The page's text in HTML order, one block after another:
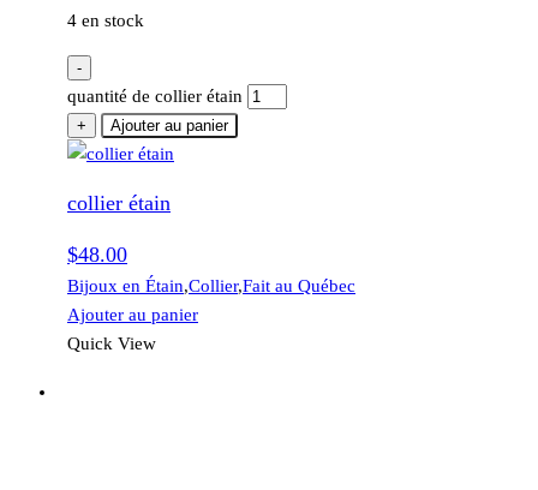
4 en stock
-
quantité de collier étain
+ Ajouter au panier
collier étain
$48.00
Bijoux en Étain,Collier,Fait au Québec
Ajouter au panier
Quick View